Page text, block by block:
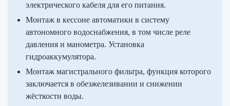
электрического кабеля для его питания.
Монтаж в кессоне автоматики в систему
автономного водоснабжения, в том числе реле
давления и манометра. Установка
гидроаккумулятора.
Монтаж магистрального фильтра, функция которого
заключается в обезжелезивании и снижении
жёсткости воды.